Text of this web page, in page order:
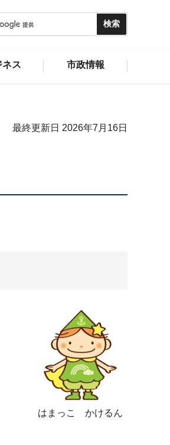
ネス 市政情報
最終更新日 2026年7月16日
はまっこ かけるん